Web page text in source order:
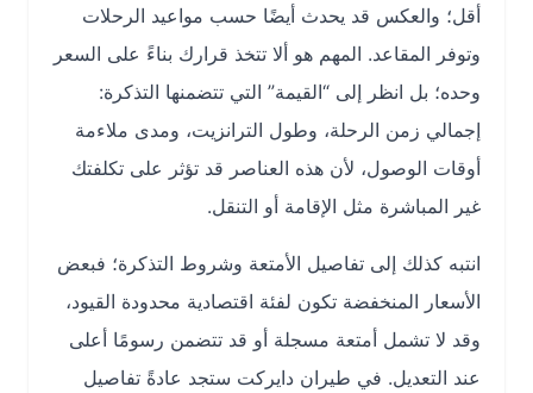
أقل؛ والعكس قد يحدث أيضًا حسب مواعيد الرحلات
وتوفر المقاعد. المهم هو ألا تتخذ قرارك بناءً على السعر
وحده؛ بل انظر إلى “القيمة” التي تتضمنها التذكرة:
إجمالي زمن الرحلة، وطول الترانزيت، ومدى ملاءمة
أوقات الوصول، لأن هذه العناصر قد تؤثر على تكلفتك
غير المباشرة مثل الإقامة أو التنقل.
انتبه كذلك إلى تفاصيل الأمتعة وشروط التذكرة؛ فبعض
الأسعار المنخفضة تكون لفئة اقتصادية محدودة القيود،
وقد لا تشمل أمتعة مسجلة أو قد تتضمن رسومًا أعلى
عند التعديل. في طيران دايركت ستجد عادةً تفاصيل